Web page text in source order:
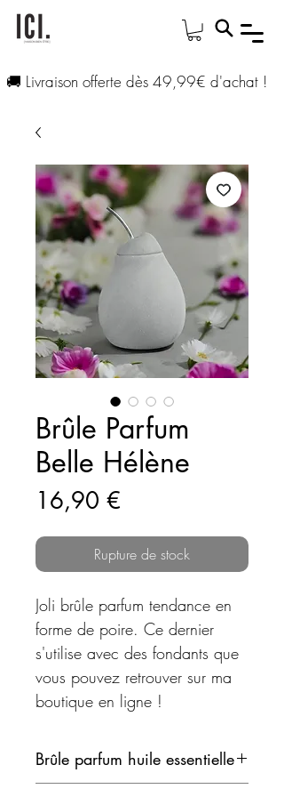
🚚 Livraison offerte dès 49,99€ d'achat !
Brûle Parfum
Belle Hélène
16,90 €
Rupture de stock
Joli brûle parfum tendance en
forme de poire. Ce dernier
s'utilise avec des fondants que
vous pouvez retrouver sur ma
boutique en ligne !
Brûle parfum huile essentielle